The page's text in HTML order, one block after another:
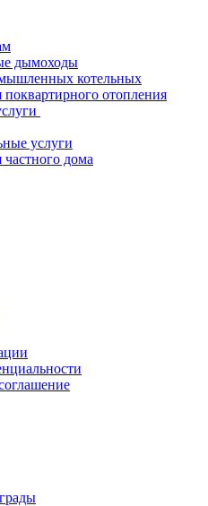
дымоходы
котельных
отопления
услуги
дома